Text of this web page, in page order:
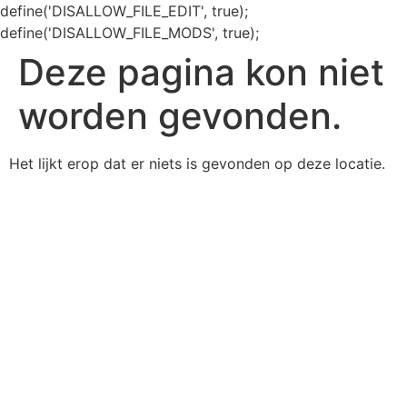
define('DISALLOW_FILE_EDIT', true);
define('DISALLOW_FILE_MODS', true);
Deze pagina kon niet
worden gevonden.
Het lijkt erop dat er niets is gevonden op deze locatie.